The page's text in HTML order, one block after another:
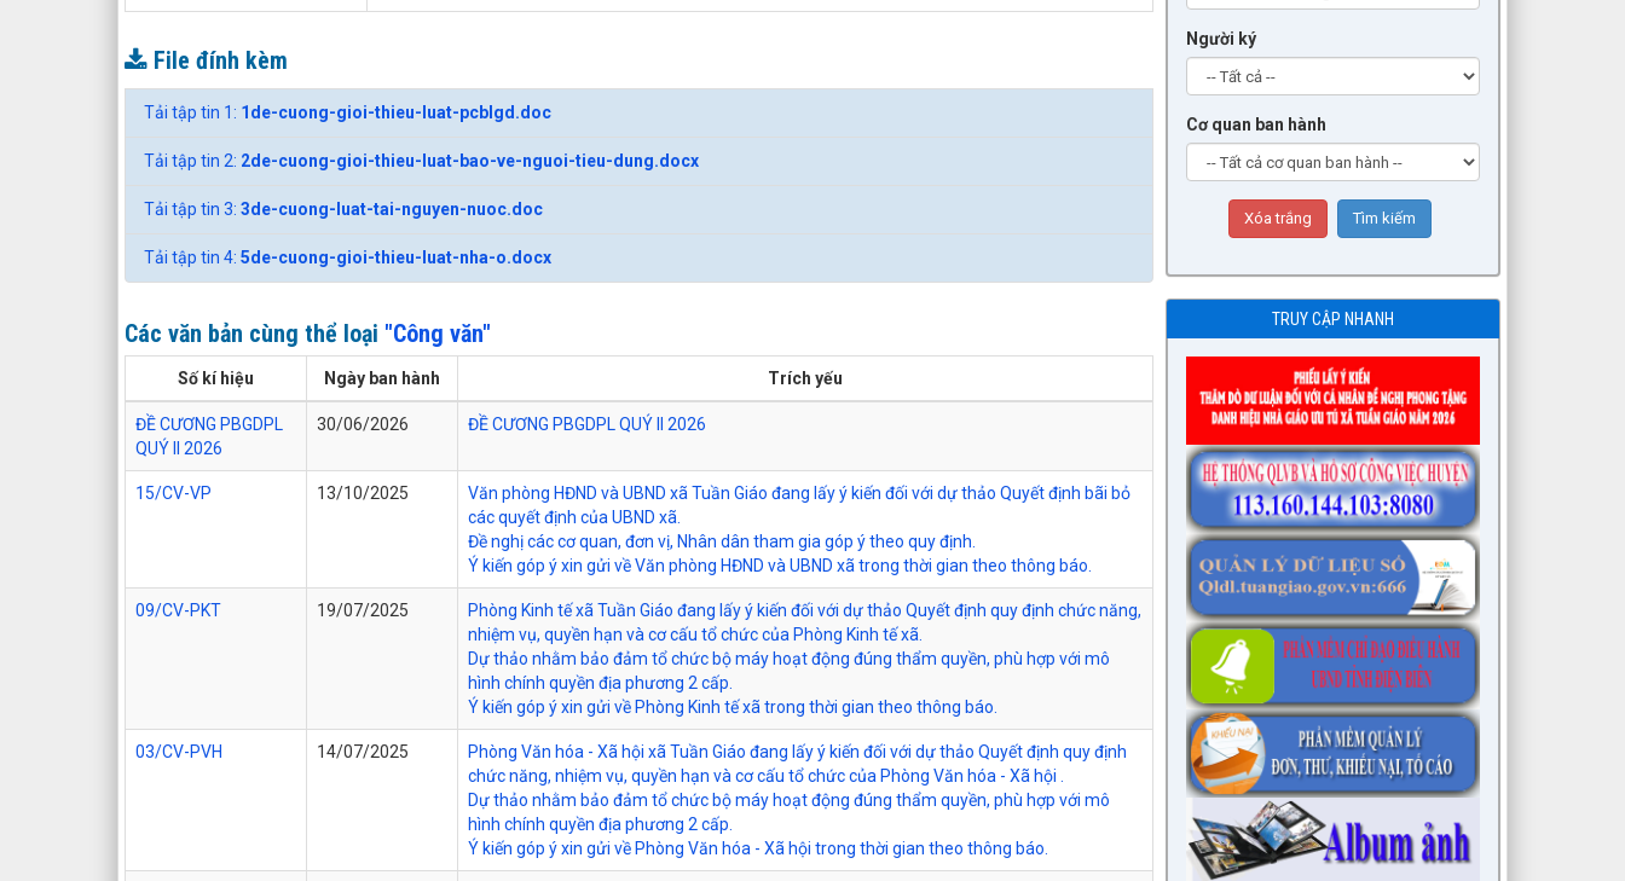
File đính kèm
Tải tập tin 1: 1de-cuong-gioi-thieu-luat-pcblgd.doc
Tải tập tin 2: 2de-cuong-gioi-thieu-luat-bao-ve-nguoi-tieu-dung.docx
Tải tập tin 3: 3de-cuong-luat-tai-nguyen-nuoc.doc
Tải tập tin 4: 5de-cuong-gioi-thieu-luat-nha-o.docx
Các văn bản cùng thể loại "Công văn"
Số kí hiệu Ngày ban hành Trích yếu
ĐỀ CƯƠNG PBGDPL
QUÝ II 2026
30/06/2026 ĐỀ CƯƠNG PBGDPL QUÝ II 2026
15/CV-VP 13/10/2025
Văn phòng HĐND và UBND xã Tuần Giáo đang lấy ý kiến đối với dự thảo Quyết định bãi bỏ
các quyết định của UBND xã.
Đề nghị các cơ quan, đơn vị, Nhân dân tham gia góp ý theo quy định.
Ý kiến góp ý xin gửi về Văn phòng HĐND và UBND xã trong thời gian theo thông báo.
09/CV-PKT 19/07/2025
Phòng Kinh tế xã Tuần Giáo đang lấy ý kiến đối với dự thảo Quyết định quy định chức năng,
nhiệm vụ, quyền hạn và cơ cấu tổ chức của Phòng Kinh tế xã.
Dự thảo nhằm bảo đảm tổ chức bộ máy hoạt động đúng thẩm quyền, phù hợp với mô
hình chính quyền địa phương 2 cấp.
Ý kiến góp ý xin gửi về Phòng Kinh tế xã trong thời gian theo thông báo.
03/CV-PVH 14/07/2025
Phòng Văn hóa - Xã hội xã Tuần Giáo đang lấy ý kiến đối với dự thảo Quyết định quy định
chức năng, nhiệm vụ, quyền hạn và cơ cấu tổ chức của Phòng Văn hóa - Xã hội .
Dự thảo nhằm bảo đảm tổ chức bộ máy hoạt động đúng thẩm quyền, phù hợp với mô
hình chính quyền địa phương 2 cấp.
Ý kiến góp ý xin gửi về Phòng Văn hóa - Xã hội trong thời gian theo thông báo.
Người ký
Cơ quan ban hành
TRUY CẬP NHANH